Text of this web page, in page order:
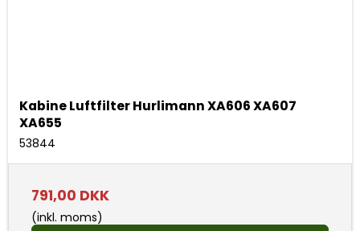
Kabine Luftfilter Hurlimann XA606 XA607
XA655
53844
791,00 DKK
(inkl. moms)